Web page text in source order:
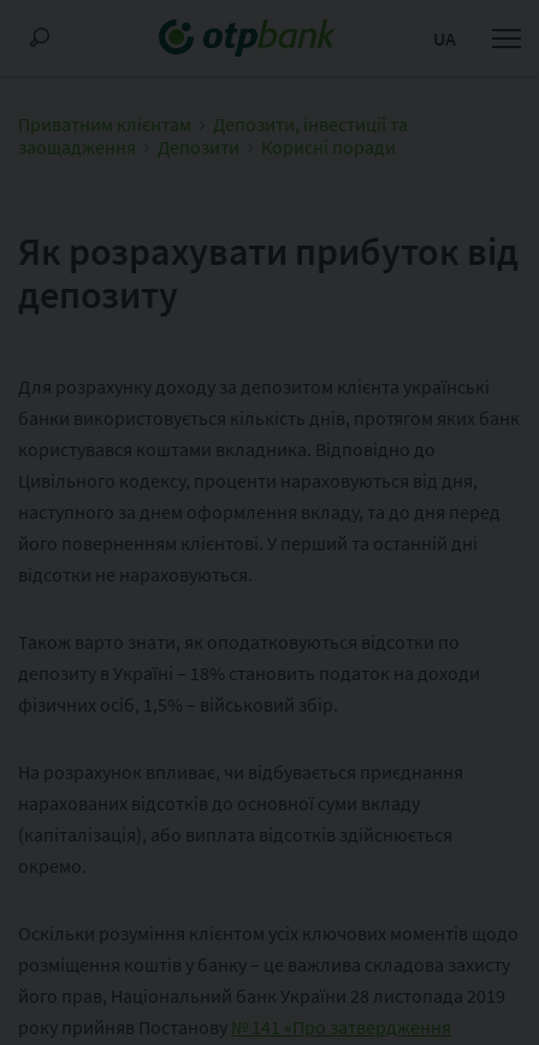
UA
Приватним клієнтам
Депозити, інвестиції та
заощадження
Депозити Корисні поради
Як розрахувати прибуток від
депозиту
Для розрахунку доходу за депозитом клієнта українські
банки використовується кількість днів, протягом яких банк
користувався коштами вкладника. Відповідно до
Цивільного кодексу, проценти нараховуються від дня,
наступного за днем оформлення вкладу, та до дня перед
його поверненням клієнтові. У перший та останній дні
відсотки не нараховуються.
Також варто знати, як оподатковуються відсотки по
депозиту в Україні – 18% становить податок на доходи
фізичних осіб, 1,5% – військовий збір.
На розрахунок впливає, чи відбувається приєднання
нарахованих відсотків до основної суми вкладу
(капіталізація), або виплата відсотків здійснюється
окремо.
Оскільки розуміння клієнтом усіх ключових моментів щодо
розміщення коштів у банку – це важлива складова захисту
його прав, Національний банк України 28 листопада 2019
року прийняв Постанову № 141 «Про затвердження